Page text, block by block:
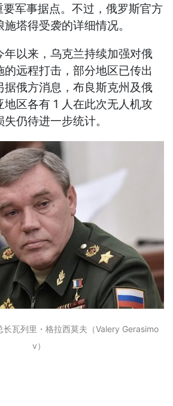
军事据点。不过，俄罗斯官方
塔得受袭的详细情况。
以来，乌克兰持续加强对俄
的远程打击，部分地区已传出
据俄方消息，布良斯克州及俄
区各有 1 人在此次无人机攻
仍待进一步统计。
长瓦列里・格拉西莫夫（Valery Gerasimo
v）